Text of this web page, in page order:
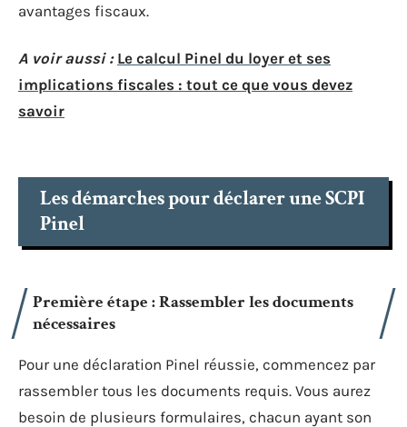
avantages fiscaux.
A voir aussi : Le calcul Pinel du loyer et ses
implications fiscales : tout ce que vous devez
savoir
Les démarches pour déclarer une SCPI
Pinel
Première étape : Rassembler les documents
nécessaires
Pour une déclaration Pinel réussie, commencez par
rassembler tous les documents requis. Vous aurez
besoin de plusieurs formulaires, chacun ayant son